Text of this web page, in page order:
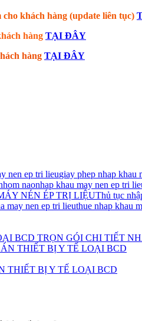
khách hàng (update liên tục)
hàng TẠI ĐÂY
hàng TẠI ĐÂY
nen ep tri lieugiay phep nhap khau
naonhap khau may nen ep tri
NÉN ÉP TRỊ LIỆUThủ tục
may nen ep tri lieuthue nhap khau
BCD TRỌN GÓI CHI TIẾT
THIẾT BỊ Y TẾ LOẠI BCD